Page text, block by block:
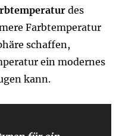
des
Farbtemperatur
schaffen,
ein modernes
kann.